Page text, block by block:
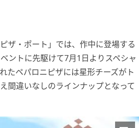
ザ・ポート」では、作中に登場する
ントに先駆けて7月1日よりスペシャ
たペパロニピザには星形チーズがト
間違いなしのラインナップとなって